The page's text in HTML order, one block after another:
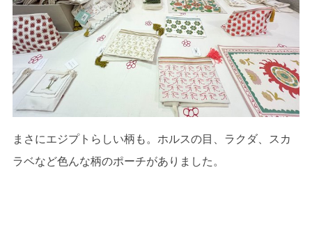
まさにエジプトらしい柄も。ホルスの目、ラクダ、スカ
ラベなど色んな柄のポーチがありました。